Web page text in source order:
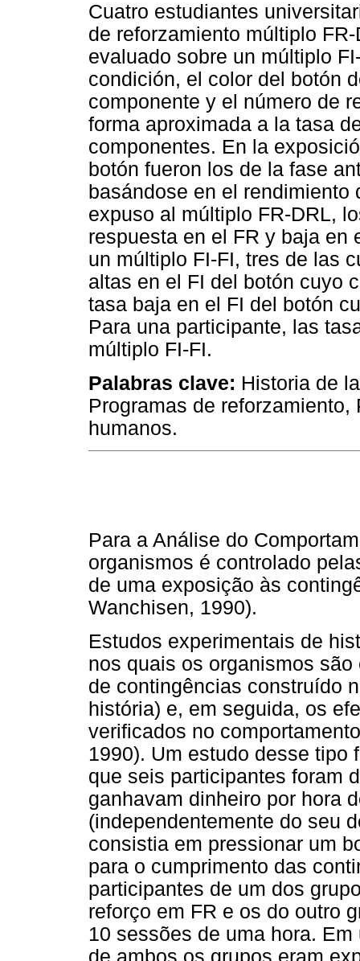
Cuatro estudiantes
de reforzamiento múltiplo
evaluado sobre un múltiplo
condición, el color del botón
componente y el número de
forma aproximada a la tasa
componentes. En la
botón fueron los de la fase
basándose en el rendimiento
expuso al múltiplo FR-DRL,
respuesta en el FR y baja en
un múltiplo FI-FI, tres de las
altas en el FI del botón cuyo
tasa baja en el FI del botón
Para una participante, las
múltiplo FI-FI.
Palabras clave: Historia de
Programas de
humanos.
Para a Análise do
organismos é controlado
de uma exposição às
Wanchisen, 1990).
Estudos experimentais de
nos quais os organismos
de contingências construído
história) e, em seguida, os
verificados no
1990). Um estudo desse tipo
que seis participantes foram
ganhavam dinheiro por hora
(independentemente do seu
consistia em pressionar um
para o cumprimento das
participantes de um dos
reforço em FR e os do outro
10 sessões de uma hora.
de ambos os grupos eram